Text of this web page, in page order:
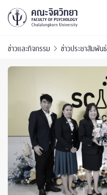
ข่าวและกิจกรรม ข่าวประชาสัมพันธ์